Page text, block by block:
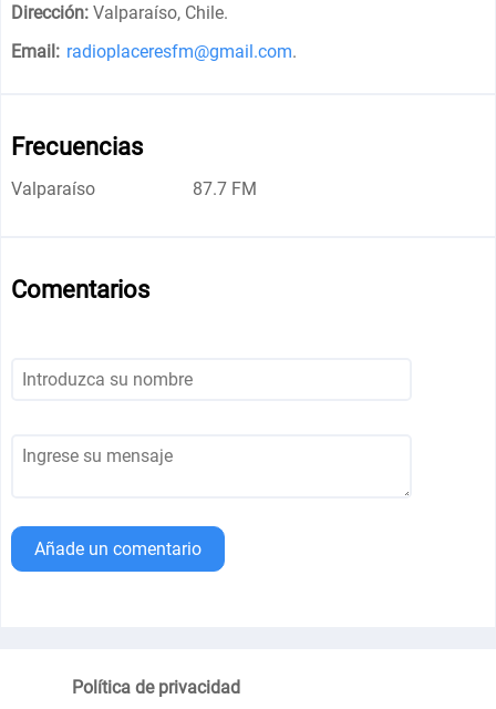
Dirección: Valparaíso, Chile.
Email: radioplaceresfm@gmail.com.
Frecuencias
Valparaíso 87.7 FM
Comentarios
Añade un comentario
Política de privacidad